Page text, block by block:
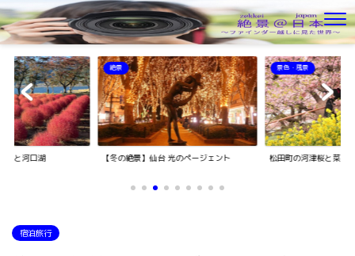
アと河口湖
絶景
【冬の絶景】仙台 光のページェント
景色・風景
松田町の河津桜と菜の
宿泊旅行